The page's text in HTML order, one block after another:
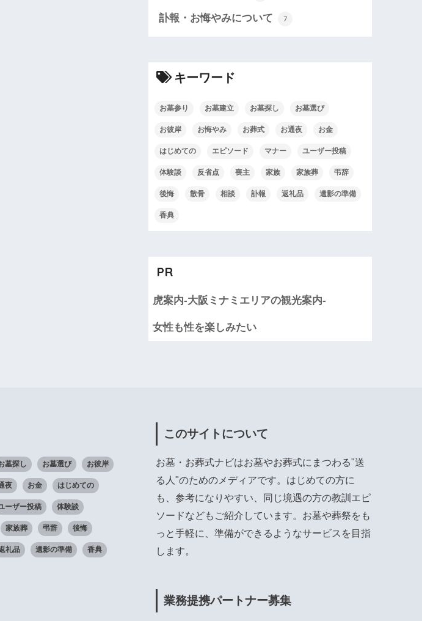
訃報・お悔やみについて 7
キーワード
お墓参り お墓建立 お墓探し お墓選び
お彼岸 お悔やみ お葬式 お通夜 お金
はじめての エピソード マナー ユーザー投稿
体験談 反省点 喪主 家族 家族葬 弔辞
後悔 散骨 相談 訃報 返礼品 遺影の準備
香典
PR
虎案内-大阪ミナミエリアの観光案内-
女性も性を楽しみたい
墓探し お墓選び お彼岸
夜 お金 はじめての
ーザー投稿 体験談
家族葬 弔辞 後悔
礼品 遺影の準備 香典
このサイトについて
お墓・お葬式ナビはお墓やお葬式にまつわる"送
る人"のためのメディアです。はじめての方に
も、参考になりやすい、同じ境遇の方の教訓エピ
ソードなどもご紹介しています。お墓や葬祭をも
っと手軽に、準備ができるようなサービスを目指
します。
業務提携パートナー募集